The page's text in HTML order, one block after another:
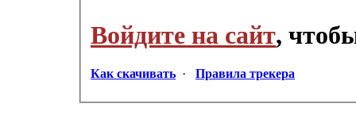
Войдите на сайт,
Как скачивать · Правила трекера